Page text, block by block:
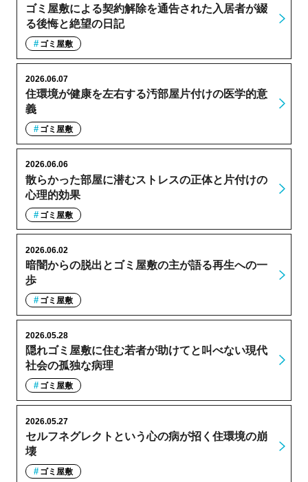
ゴミ屋敷による契約解除を通告された入居者が綴
る後悔と絶望の日記
ゴミ屋敷
住環境が健康を左右する汚部屋片付けの医学的意
義
2026.06.07
ゴミ屋敷
散らかった部屋に潜むストレスの正体と片付けの
心理的効果
2026.06.06
ゴミ屋敷
暗闇からの脱出とゴミ屋敷の主が語る再生への一
歩
2026.06.02
ゴミ屋敷
隠れゴミ屋敷に住む若者が助けてと叫べない現代
社会の孤独な病理
2026.05.28
ゴミ屋敷
セルフネグレクトという心の病が招く住環境の崩
壊
2026.05.27
ゴミ屋敷